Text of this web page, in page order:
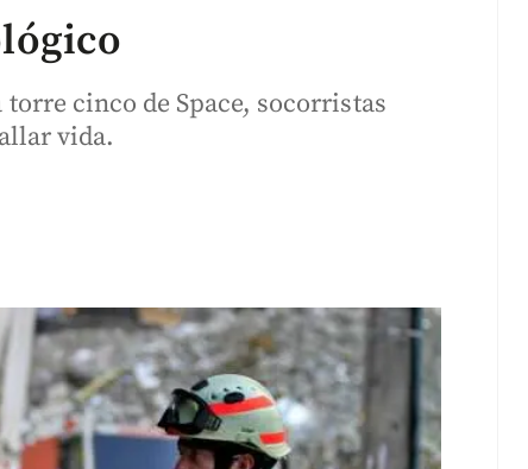
cinco de Space, socorristas
vida.